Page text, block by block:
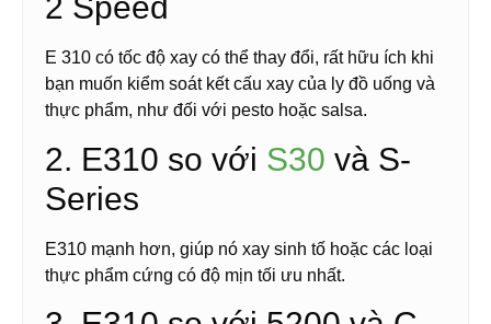
2 Speed
E 310 có tốc độ xay có thể thay đổi, rất hữu ích khi
bạn muốn kiểm soát kết cấu xay của ly đồ uống và
thực phẩm, như đối với pesto hoặc salsa.
2. E310 so với S30 và S-
Series
E310 mạnh hơn, giúp nó xay sinh tố hoặc các loại
thực phẩm cứng có độ mịn tối ưu nhất.